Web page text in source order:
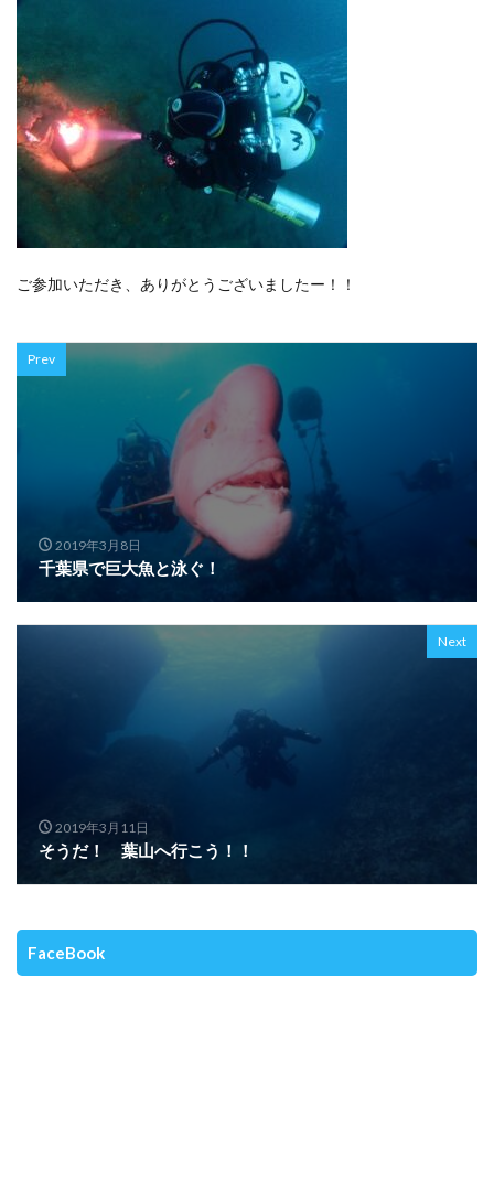
ご参加いただき、ありがとうございましたー！！
Prev
2019年3月8日
千葉県で巨大魚と泳ぐ！
Next
2019年3月11日
そうだ！ 葉山へ行こう！！
FaceBook